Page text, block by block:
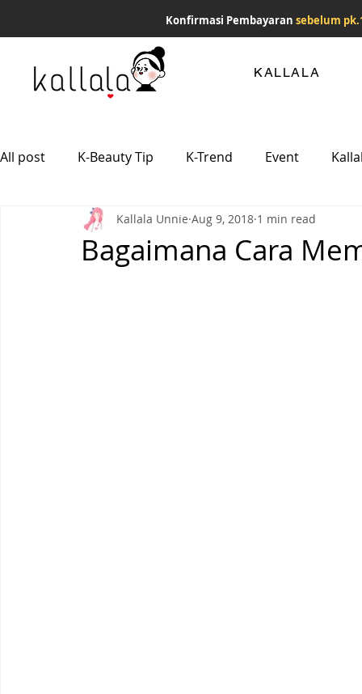
Konfirmasi Pembayaran sebelum
KALLALA
All post K-Beauty Tip K-Trend Event
Bagaimana Cara
Kallala Unnie Aug 9, 2018 1 min read